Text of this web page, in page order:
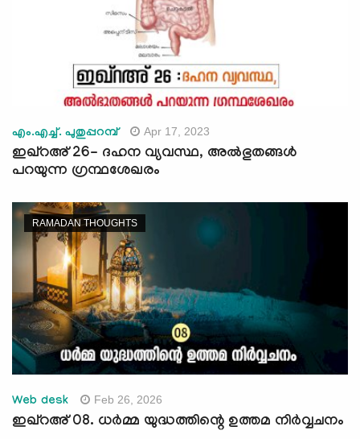
എം.എച്ച്. പുതുപ്പറമ്പ് Apr 17, 2023
ഇഖ്റഅ് 26- ദഹന വ്യവസ്ഥ, അല്‍ഭുതങ്ങള്‍
പറയുന്ന ഗ്രന്ഥശേഖരം
RAMADAN THOUGHTS
Web desk Feb 26, 2026
ഇഖ്റഅ് 08. ധര്‍മ്മ യുദ്ധത്തിന്റെ ഉത്തമ നിര്‍വ്വചനം